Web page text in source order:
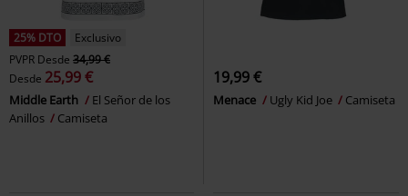
25% DTO
Exclusivo
PVPR Desde 34,99 €
Desde 25,99 €
Middle Earth
El Señor de los
Anillos
Camiseta
19,99 €
Menace Ugly Kid Joe Camiseta